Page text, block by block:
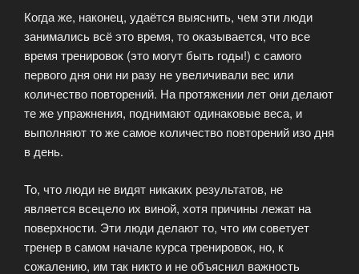
Когда же, наконец, удаётся выяснить, чем эти люди
занимались всё это время, то оказывается, что все
время тренировок (это могут быть годы!) с самого
первого дня они ни разу не увеличивали вес или
количество повторений. На протяжении лет они делают
те же упражнения, поднимают одинаковые веса, и
выполняют то же самое количество повторений изо дня
в день.
То, что люди не видят никаких результатов, не
является всецело их виной, хотя причины лежат на
поверхности. Эти люди делают то, что им советует
тренер в самом начале курса тренировок, но, к
сожалению, им так никто и не объяснил важность